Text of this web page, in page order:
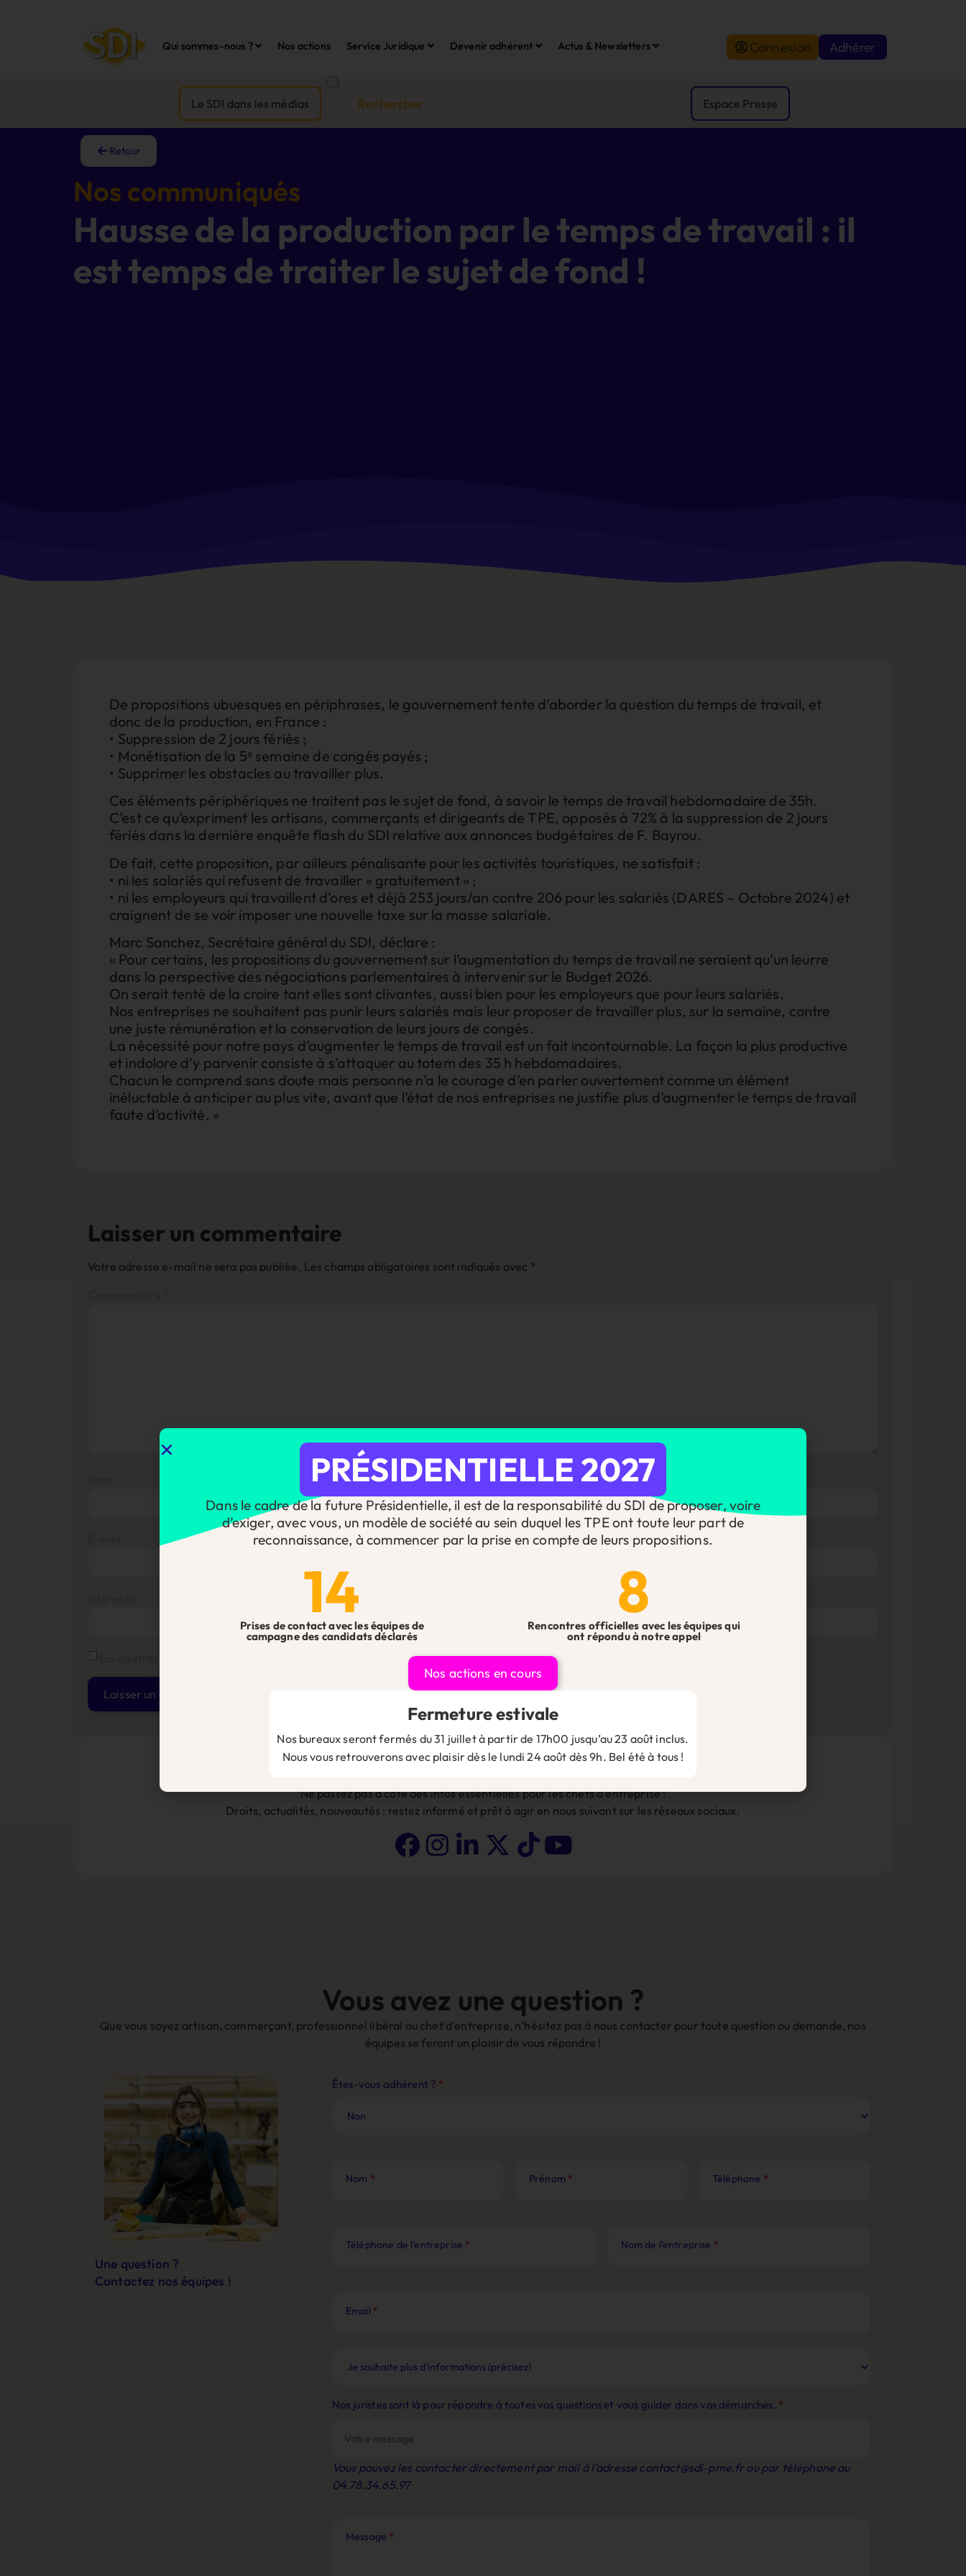
Qui sommes-nous ? Nos actions Service Juridique Devenir adhérent Actus & Newsletters Connexion Adhérer
Le SDI dans les médias Espace Presse
Retour
Nos communiqués
Hausse de la production par le temps de travail : il
est temps de traiter le sujet de fond !
De propositions ubuesques en périphrases, le gouvernement tente d’aborder la question du temps de travail, et
donc de la production, en France :
•⁠ ⁠Suppression de 2 jours fériés ;
•⁠ ⁠Monétisation de la 5ᵉ semaine de congés payés ;
•⁠ ⁠Supprimer les obstacles au travailler plus.
Ces éléments périphériques ne traitent pas le sujet de fond, à savoir le temps de travail hebdomadaire de 35h.
C’est ce qu’expriment les artisans, commerçants et dirigeants de TPE, opposés à 72% à la suppression de 2 jours
fériés dans la dernière enquête flash du SDI relative aux annonces budgétaires de F. Bayrou.
De fait, cette proposition, par ailleurs pénalisante pour les activités touristiques, ne satisfait :
•⁠ ⁠ni les salariés qui refusent de travailler « gratuitement » ;
•⁠ ⁠ni les employeurs qui travaillent d’ores et déjà 253 jours/an contre 206 pour les salariés (DARES – Octobre 2024) et
craignent de se voir imposer une nouvelle taxe sur la masse salariale.
Marc Sanchez, Secrétaire général du SDI, déclare :
« Pour certains, les propositions du gouvernement sur l’augmentation du temps de travail ne seraient qu’un leurre
dans la perspective des négociations parlementaires à intervenir sur le Budget 2026.
On serait tenté de la croire tant elles sont clivantes, aussi bien pour les employeurs que pour leurs salariés.
Nos entreprises ne souhaitent pas punir leurs salariés mais leur proposer de travailler plus, sur la semaine, contre
une juste rémunération et la conservation de leurs jours de congés.
La nécessité pour notre pays d’augmenter le temps de travail est un fait incontournable. La façon la plus productive
et indolore d’y parvenir consiste à s’attaquer au totem des 35 h hebdomadaires.
Chacun le comprend sans doute mais personne n’a le courage d’en parler ouvertement comme un élément
inéluctable à anticiper au plus vite, avant que l’état de nos entreprises ne justifie plus d’augmenter le temps de travail
faute d’activité. »
Laisser un commentaire
Votre adresse e-mail ne sera pas publiée. Les champs obligatoires sont indiqués avec *
Enregistrer mon nom, mon e-mail et mon site dans le navigateur pour mon prochain commentaire.
Suivez-nous sur les réseaux 👇
Ne passez pas à côté des infos essentielles pour les chefs d’entreprise !
Droits, actualités, nouveautés : restez informé et prêt à agir en nous suivant sur les réseaux sociaux.
Vous avez une question ?
Que vous soyez artisan, commerçant, professionnel libéral ou chef d’entreprise, n’hésitez pas à nous contacter pour toute question ou demande, nos
équipes se feront un plaisir de vous répondre !
Une question ?
Contactez nos équipes !
Contact
Web
Êtes-vous adhérent ? *
Nom * Prénom * Téléphone *
Téléphone de l'entreprise * Nom de l'entreprise *
Email *
Nos juristes sont là pour répondre à toutes vos questions et vous guider dans vos démarches. *
Vous pouvez les contacter directement par mail à l’adresse contact@sdi-pme.frou par téléphone au
04.78.34.65.97
Message *
PRÉSIDENTIELLE 2027
Dans le cadre de la future Présidentielle, il est de la responsabilité du SDI de proposer, voire
d’exiger, avec vous, un modèle de société au sein duquel les TPE ont toute leur part de
reconnaissance, à commencer par la prise en compte de leurs propositions.
14
Prises de contact avec les équipes de
campagne des candidats déclarés
8
Rencontres officielles avec les équipes qui
ont répondu à notre appel
Nos actions en cours
Fermeture estivale
Nos bureaux seront fermés du 31 juillet à partir de 17h00 jusqu’au 23 août inclus.
Nous vous retrouverons avec plaisir dès le lundi 24 août dès 9h. Bel été à tous !